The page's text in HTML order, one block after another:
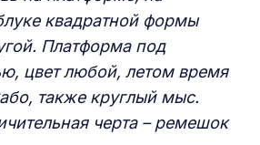
квадратной формы
Платформа под
цвет любой, летом время
также круглый мыс.
черта – ремешок